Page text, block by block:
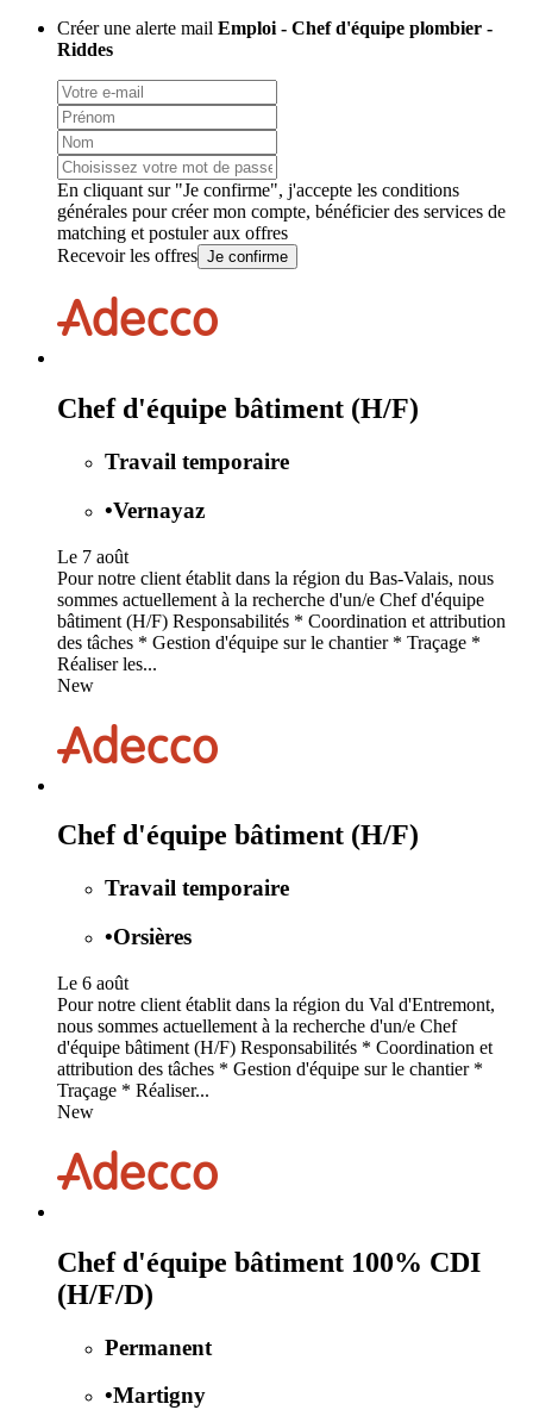
Créer une alerte mail Emploi - Chef d'équipe plombier -
Riddes
En cliquant sur "Je confirme", j'accepte les conditions
générales pour créer mon compte, bénéficier des services de
matching et postuler aux offres
Recevoir les offres Je confirme
Chef d'équipe bâtiment (H/F)
Travail temporaire
•Vernayaz
Le 7 août
Pour notre client établit dans la région du Bas-Valais, nous
sommes actuellement à la recherche d'un/e Chef d'équipe
bâtiment (H/F) Responsabilités * Coordination et attribution
des tâches * Gestion d'équipe sur le chantier * Traçage *
Réaliser les...
New
Chef d'équipe bâtiment (H/F)
Travail temporaire
•Orsières
Le 6 août
Pour notre client établit dans la région du Val d'Entremont,
nous sommes actuellement à la recherche d'un/e Chef
d'équipe bâtiment (H/F) Responsabilités * Coordination et
attribution des tâches * Gestion d'équipe sur le chantier *
Traçage * Réaliser...
New
Chef d'équipe bâtiment 100% CDI
(H/F/D)
Permanent
•Martigny